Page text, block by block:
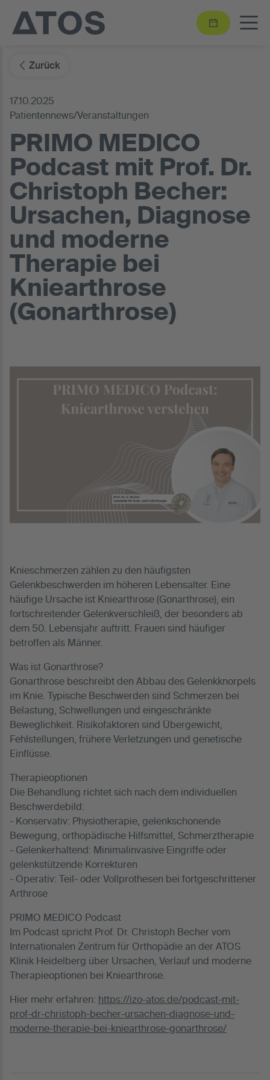
Zurück
17.10.2025
Patientennews/Veranstaltungen
PRIMO MEDICO
Podcast mit Prof. Dr.
Christoph Becher:
Ursachen, Diagnose
und moderne
Therapie bei
Kniearthrose
(Gonarthrose)
Knieschmerzen zählen zu den häufigsten
Gelenkbeschwerden im höheren Lebensalter. Eine
häufige Ursache ist Kniearthrose (Gonarthrose), ein
fortschreitender Gelenkverschleiß, der besonders ab
dem 50. Lebensjahr auftritt. Frauen sind häufiger
betroffen als Männer.
Was ist Gonarthrose?
Gonarthrose beschreibt den Abbau des Gelenkknorpels
im Knie. Typische Beschwerden sind Schmerzen bei
Belastung, Schwellungen und eingeschränkte
Beweglichkeit. Risikofaktoren sind Übergewicht,
Fehlstellungen, frühere Verletzungen und genetische
Einflüsse.
Therapieoptionen
Die Behandlung richtet sich nach dem individuellen
Beschwerdebild:
- Konservativ: Physiotherapie, gelenkschonende
Bewegung, orthopädische Hilfsmittel, Schmerztherapie
- Gelenkerhaltend: Minimalinvasive Eingriffe oder
gelenkstützende Korrekturen
- Operativ: Teil- oder Vollprothesen bei fortgeschrittener
Arthrose
PRIMO MEDICO Podcast
Im Podcast spricht Prof. Dr. Christoph Becher vom
Internationalen Zentrum für Orthopädie an der ATOS
Klinik Heidelberg über Ursachen, Verlauf und moderne
Therapieoptionen bei Kniearthrose.
Hier mehr erfahren: https://izo-atos.de/podcast-mit-
prof-dr-christoph-becher-ursachen-diagnose-und-
moderne-therapie-bei-kniearthrose-gonarthrose/